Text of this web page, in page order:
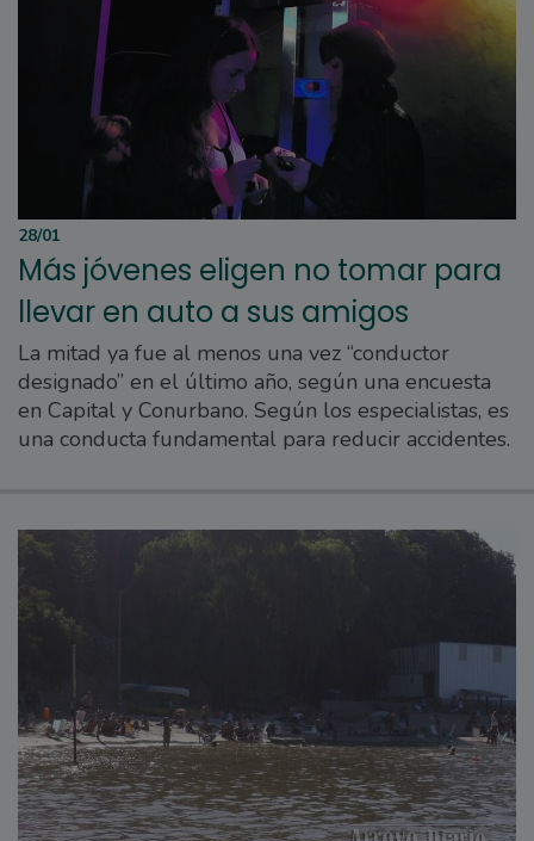
28/01
Más jóvenes eligen no tomar para
llevar en auto a sus amigos
La mitad ya fue al menos una vez “conductor
designado” en el último año, según una encuesta
en Capital y Conurbano. Según los especialistas, es
una conducta fundamental para reducir accidentes.